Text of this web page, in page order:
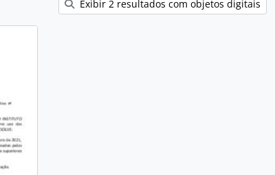
Exibir 2 resultados com objetos digitais